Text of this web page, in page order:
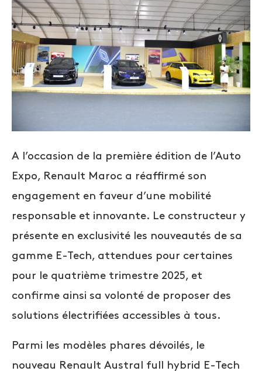
A l’occasion de la première édition de l’Auto
Expo, Renault Maroc a réaffirmé son
engagement en faveur d’une mobilité
responsable et innovante. Le constructeur y
présente en exclusivité les nouveautés de sa
gamme E-Tech, attendues pour certaines
pour le quatrième trimestre 2025, et
confirme ainsi sa volonté de proposer des
solutions électrifiées accessibles à tous.
Parmi les modèles phares dévoilés, le
nouveau Renault Austral full hybrid E-Tech